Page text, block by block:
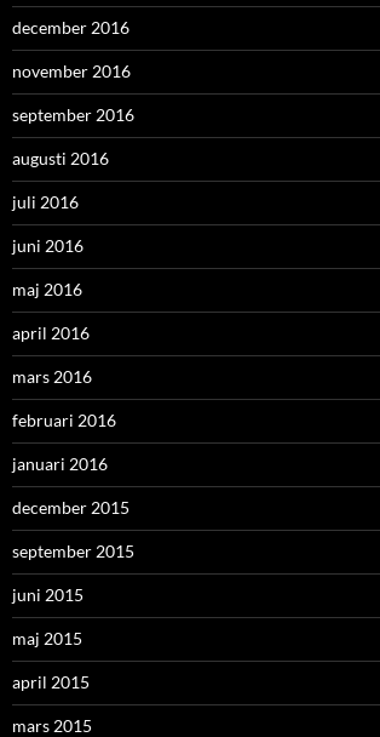
december 2016
november 2016
september 2016
augusti 2016
juli 2016
juni 2016
maj 2016
april 2016
mars 2016
februari 2016
januari 2016
december 2015
september 2015
juni 2015
maj 2015
april 2015
mars 2015